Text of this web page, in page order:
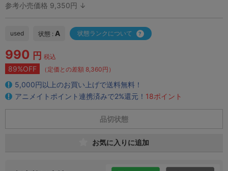
参考小売価格 9,350円 ↓
used 状態 : A 状態ランクについて
990 円 税込
89%OFF （定価との差額 8,360円）
5,000円以上のお買い上げで送料無料！
アニメイトポイント連携済みで2%還元！ 18ポイント
品切状態
お気に入りに追加